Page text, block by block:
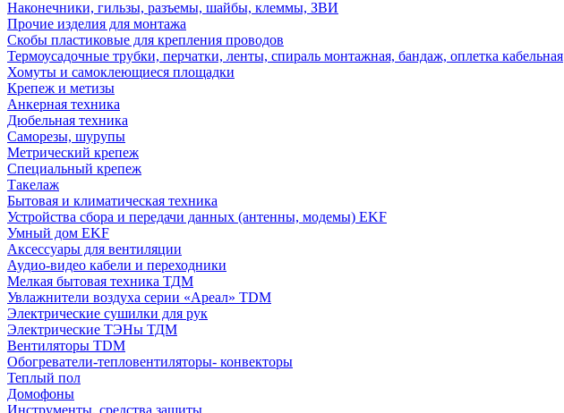
Наконечники, гильзы, разъемы, шайбы, клеммы, ЗВИ
Прочие изделия для монтажа
Скобы пластиковые для крепления проводов
Термоусадочные трубки, перчатки, ленты, спираль монтажная, бандаж, оплетка кабельная
Хомуты и самоклеющиеся площадки
Крепеж и метизы
Анкерная техника
Дюбельная техника
Саморезы, шурупы
Метрический крепеж
Специальный крепеж
Такелаж
Бытовая и климатическая техника
Устройства сбора и передачи данных (антенны, модемы) EKF
Умный дом EKF
Аксессуары для вентиляции
Аудио-видео кабели и переходники
Мелкая бытовая техника ТДМ
Увлажнители воздуха серии «Ареал» TDM
Электрические сушилки для рук
Электрические ТЭНы ТДМ
Вентиляторы TDM
Обогреватели-тепловентиляторы- конвекторы
Теплый пол
Домофоны
Инструменты, средства защиты